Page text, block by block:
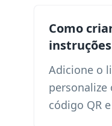
Como
Adicione o
personalize
código QR